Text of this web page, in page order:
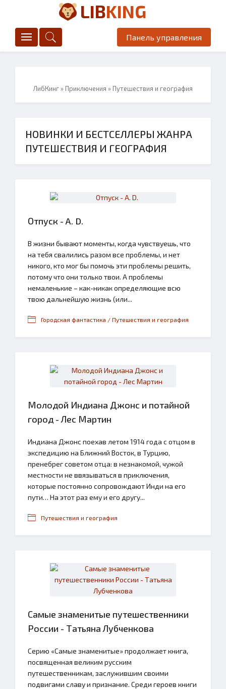
LIBKING
Панель управления
ЛибКинг»Приключения » Путешествия и география
НОВИНКИ И БЕСТСЕЛЛЕРЫ ЖАНРА
ПУТЕШЕСТВИЯ И ГЕОГРАФИЯ
Отпуск - A. D.
В жизни бывают моменты, когда чувствуешь, что
на тебя свалились разом все проблемы, и нет
никого, кто мог бы помочь эти проблемы решить,
потому что они только твои. А проблемы
немаленькие – как-никак определяющие всю
твою дальнейшую жизнь (или...
Городская фантастика / Путешествия и география
Молодой Индиана Джонс и потайной
город - Лес Мартин
Индиана Джонс поехав летом 1914 года с отцом в
экспедицию на Ближний Восток, в Турцию,
пренебрег советом отца: в незнакомой, чужой
местности не ввязываться в приключения,
которые постоянно сопровождают Инди на его
пути… На этот раз ему и его другу...
Путешествия и география
Самые знаменитые путешественники
России - Татьяна Лубченкова
Серию «Самые знаменитые» продолжает книга,
посвященная великим русским
путешественникам, заслужившим своими
подвигами славу и признание. Среди героев книги